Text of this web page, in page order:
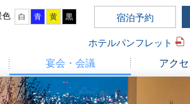
白 青 黄 黒 宿泊予約
ホテルパンフレット
宴会・会議 アク